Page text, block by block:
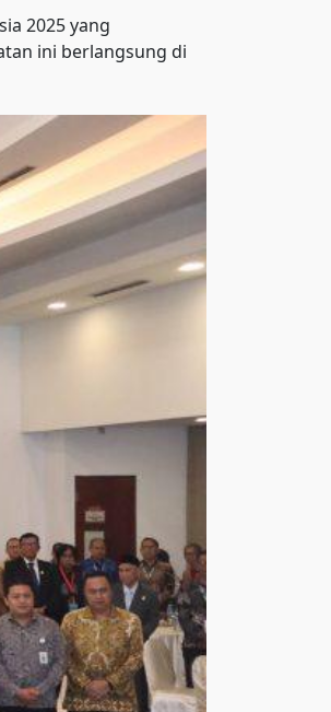
2025 yang
ini berlangsung di